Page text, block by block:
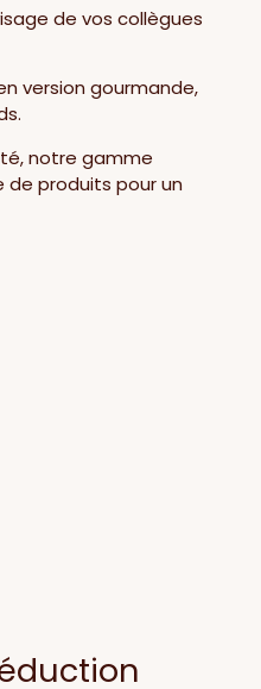
de vos collègues
version gourmande,
notre gamme
produits pour un